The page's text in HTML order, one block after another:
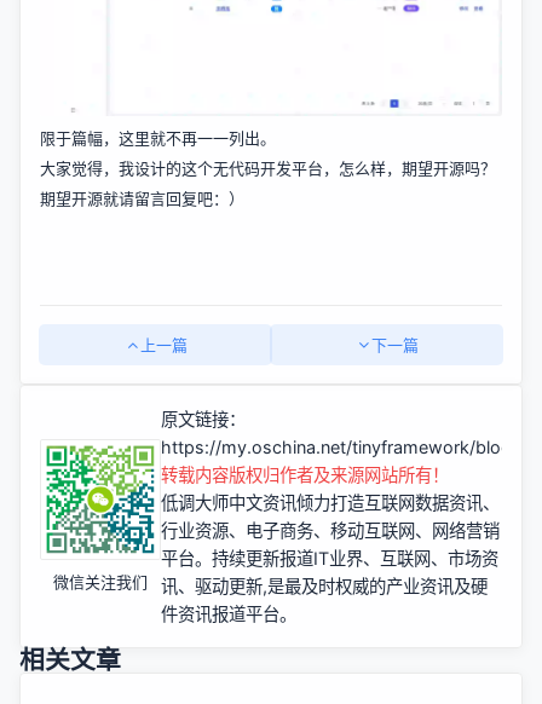
限于篇幅，这里就不再一一列出。
大家觉得，我设计的这个无代码开发平台，怎么样，期望开源吗？
期望开源就请留言回复吧：）
上一篇 下一篇
微信关注我们
原文链接：
https://my.oschina.net/tinyframework/blog/
转载内容版权归作者及来源网站所有！
低调大师中文资讯倾力打造互联网数据资讯、
行业资源、电子商务、移动互联网、网络营销
平台。持续更新报道IT业界、互联网、市场资
讯、驱动更新,是最及时权威的产业资讯及硬
件资讯报道平台。
相关文章